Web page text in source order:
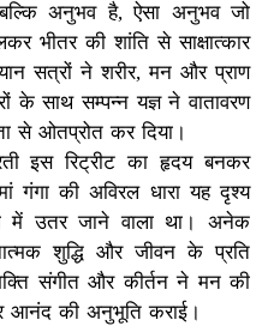
अनुभव है, ऐसा अनुभव जो
भीतर की शांति से साक्षात्कार
सत्रों ने शरीर, मन और प्राण
के साथ सम्पन्न यज्ञ ने वातावरण
से ओतप्रोत कर दिया।
इस रिट्रीट का हृदय बनकर
गंगा की अविरल धारा यह दृश्य
में उतर जाने वाला था। अनेक
शुद्धि और जीवन के प्रति
संगीत और कीर्तन ने मन की
आनंद की अनुभूति कराई।